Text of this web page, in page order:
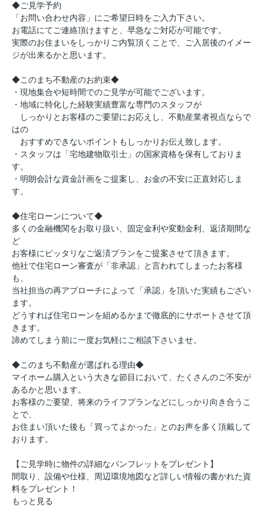
◆ご見学予約
「お問い合わせ内容」にご希望日時をご入力下さい。
お電話にてご連絡頂けますと、早急なご対応が可能です。
実際のお住まいをしっかりご内覧頂くことで、ご入居後のイメー
ジが出来るかと思います。
◆このまち不動産のお約束◆
・現地集合や短時間でのご見学が可能でございます。
・地域に特化した経験実績豊富な専門のスタッフが
しっかりとお客様のご要望にお応えし、不動産業者視点ならで
はの
おすすめできないポイントもしっかりお伝え致します。
・スタッフは「宅地建物取引士」の国家資格を保有しておりま
す。
・明朗会計な資金計画をご提案し、お金の不安に正直対応しま
す。
◆住宅ローンについて◆
多くの金融機関をお取り扱い、固定金利や変動金利、返済期間な
ど
お客様にピッタリなご返済プランをご提案させて頂きます。
他社で住宅ローン審査が「非承認」と言われてしまったお客様
も、
当社担当の再アプローチによって「承認」を頂いた実績もござい
ます。
どうすれば住宅ローンを組めるかまで徹底的にサポートさせて頂
きます。
諦めてしまう前に一度お気軽にご相談下さいませ。
◆このまち不動産が選ばれる理由◆
マイホーム購入という大きな節目において、たくさんのご不安が
あるかと思います。
お客様のご要望、将来のライフプランなどにしっかり向き合うこ
とで、
お住まい頂いた後も「買ってよかった」とのお声を多く頂戴して
おります。
【ご見学時に物件の詳細なパンフレットをプレゼント】
間取り、設備や仕様、周辺環境地図など詳しい情報の書かれた資
料をプレゼント！
もっと見る